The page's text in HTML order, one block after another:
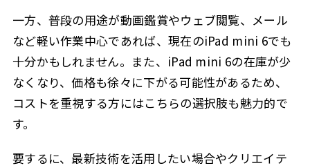
一方、普段の用途が動画鑑賞やウェブ閲覧、メール
など軽い作業中心であれば、現在のiPad mini 6でも
十分かもしれません。また、iPad mini 6の在庫が少
なくなり、価格も徐々に下がる可能性があるため、
コストを重視する方にはこちらの選択肢も魅力的で
す。
要するに、最新技術を活用したい場合やクリエイテ